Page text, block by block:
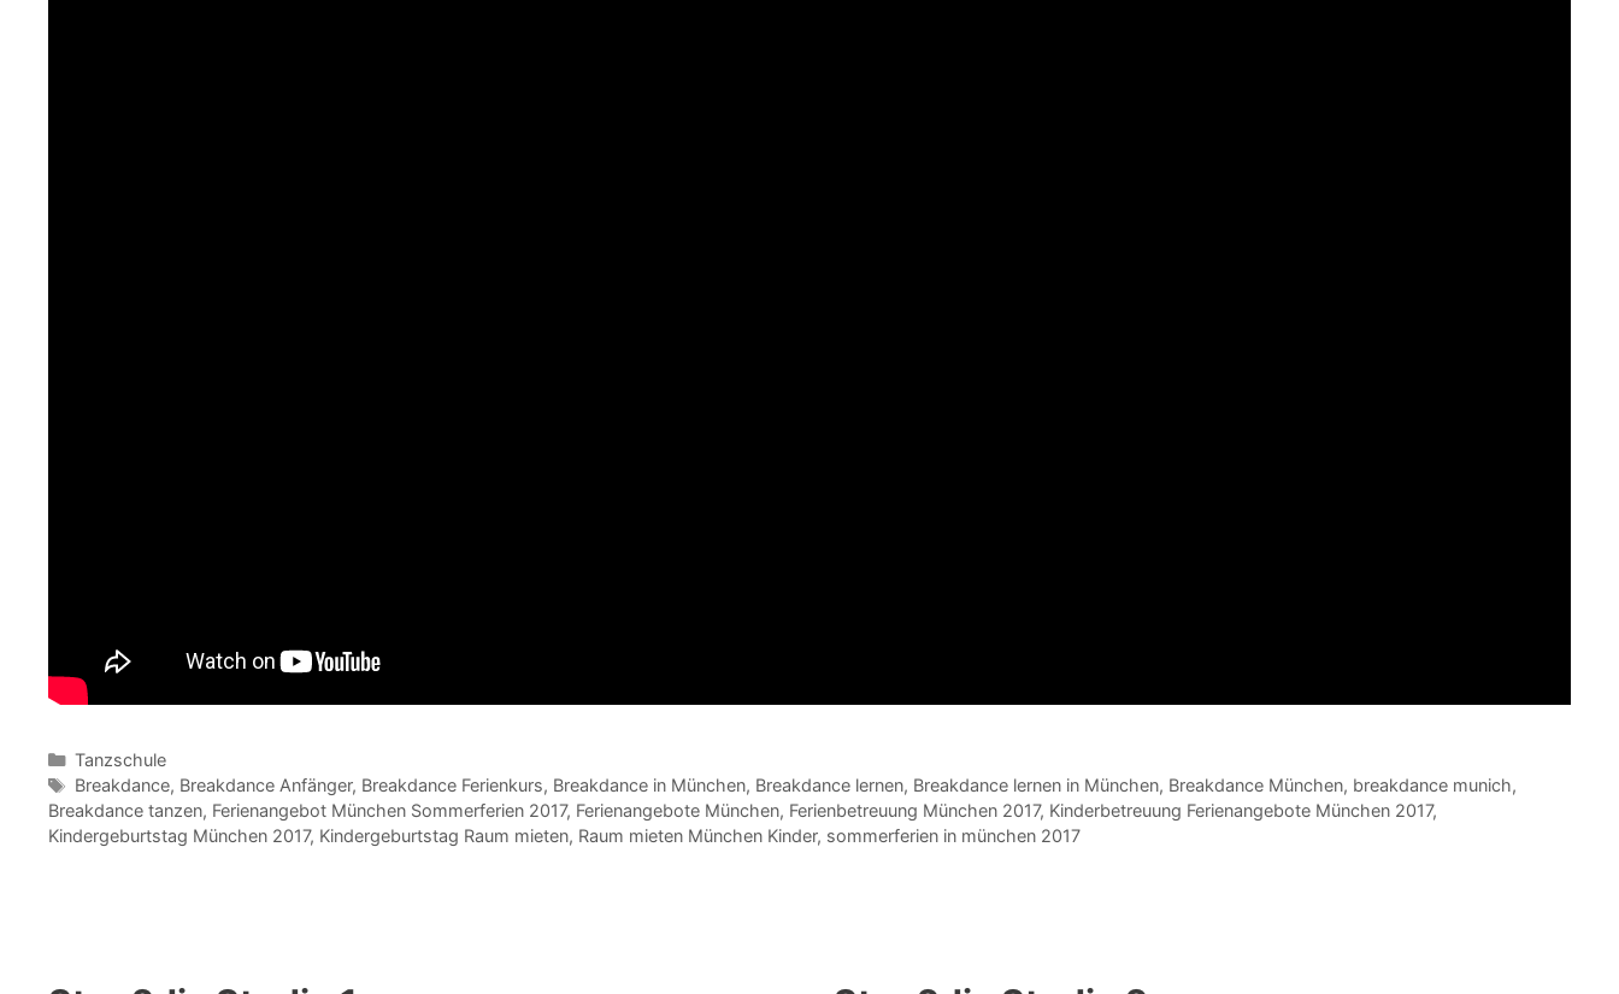
Kategorien
Tanzschule
Schlagwörter
Breakdance, Breakdance Anfänger, Breakdance Ferienkurs, Breakdance in München, Breakdance lernen, Breakdance lernen in München, Breakdance München, breakdance munich,
Breakdance tanzen, Ferienangebot München Sommerferien 2017, Ferienangebote München, Ferienbetreuung München 2017, Kinderbetreuung Ferienangebote München 2017,
Kindergeburtstag München 2017, Kindergeburtstag Raum mieten, Raum mieten München Kinder, sommerferien in münchen 2017